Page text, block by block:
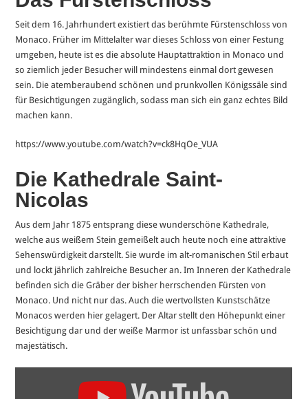
Seit dem 16. Jahrhundert existiert das berühmte Fürstenschloss von
Monaco. Früher im Mittelalter war dieses Schloss von einer Festung
umgeben, heute ist es die absolute Hauptattraktion in Monaco und
so ziemlich jeder Besucher will mindestens einmal dort gewesen
sein. Die atemberaubend schönen und prunkvollen Königssäle sind
für Besichtigungen zugänglich, sodass man sich ein ganz echtes Bild
machen kann.
https://www.youtube.com/watch?v=ck8HqOe_VUA
Die Kathedrale Saint-
Nicolas
Aus dem Jahr 1875 entsprang diese wunderschöne Kathedrale,
welche aus weißem Stein gemeißelt auch heute noch eine attraktive
Sehenswürdigkeit darstellt. Sie wurde im alt-romanischen Stil erbaut
und lockt jährlich zahlreiche Besucher an. Im Inneren der Kathedrale
befinden sich die Gräber der bisher herrschenden Fürsten von
Monaco. Und nicht nur das. Auch die wertvollsten Kunstschätze
Monacos werden hier gelagert. Der Altar stellt den Höhepunkt einer
Besichtigung dar und der weiße Marmor ist unfassbar schön und
majestätisch.